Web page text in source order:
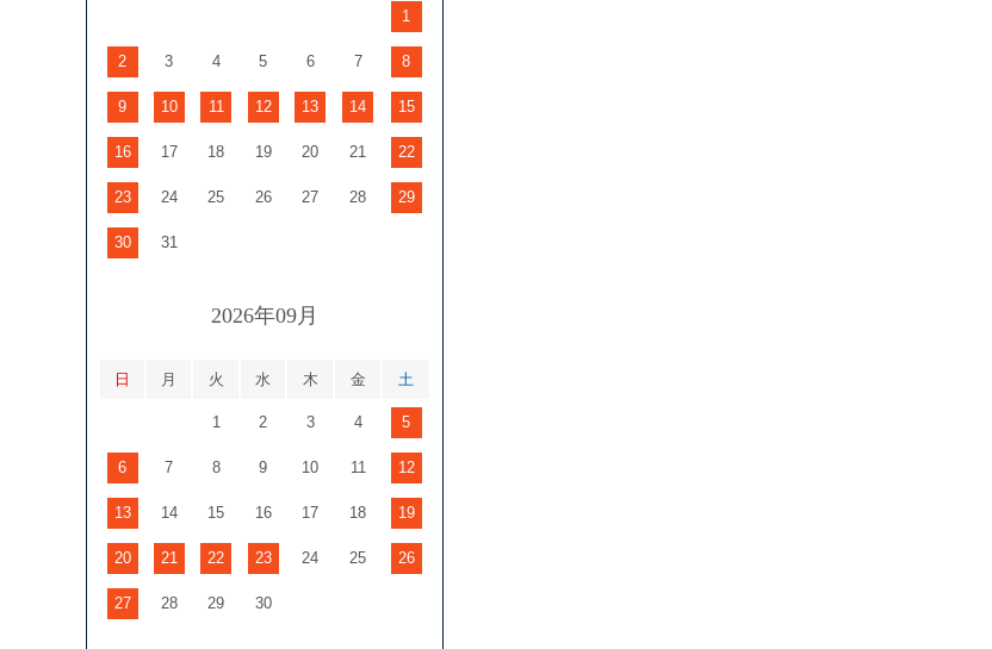
1
2 3 4 5 6 7 8
9 10 11 12 13 14 15
16 17 18 19 20 21 22
23 24 25 26 27 28 29
30 31
2026年09月
日 月 火 水 木 金 土
1 2 3 4 5
6 7 8 9 10 11 12
13 14 15 16 17 18 19
20 21 22 23 24 25 26
27 28 29 30